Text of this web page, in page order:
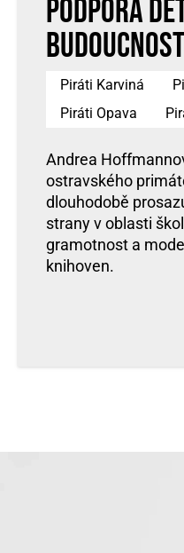
podpora
Piráti Karviná
Piráti Opava
Andrea
ostravského
dlouhodobě
strany v oblasti
gramotnost a
knihoven.